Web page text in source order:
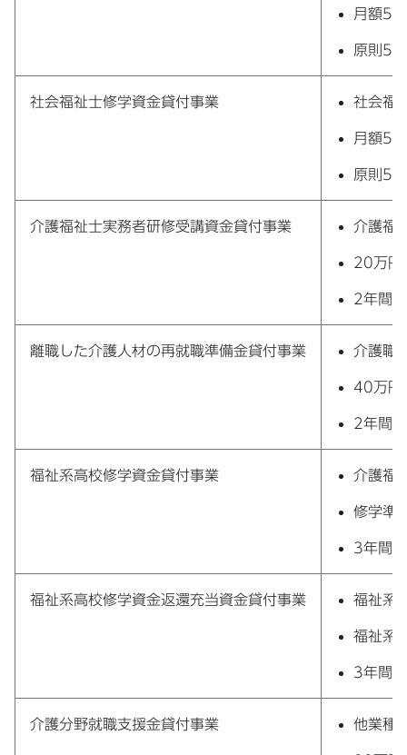
月額5
原則5
社会福祉士修学資金貸付事業 社会福
月額5
原則5
介護福祉士実務者研修受講資金貸付事業 介護福
20万円
2年間
離職した介護人材の再就職準備金貸付事業 介護職
40万円
2年間
福祉系高校修学資金貸付事業 介護福
修学準
3年間
福祉系高校修学資金返還充当資金貸付事業 福祉系
福祉系
3年間
介護分野就職支援金貸付事業 他業種